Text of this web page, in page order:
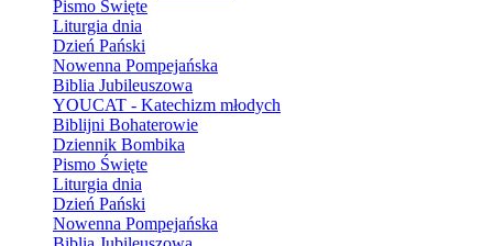
Pismo Święte
Liturgia dnia
Dzień Pański
Nowenna Pompejańska
Biblia Jubileuszowa
YOUCAT - Katechizm młodych
Biblijni Bohaterowie
Dziennik Bombika
Pismo Święte
Liturgia dnia
Dzień Pański
Nowenna Pompejańska